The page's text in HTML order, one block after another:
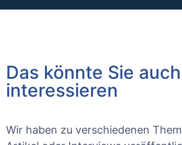
Das könnte Sie auch
interessieren
Wir haben zu verschiedenen